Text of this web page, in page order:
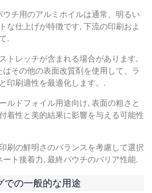
ウチ用のアルミホイルは通常、明るい
な仕上げが特徴です, 下流の印刷およ
.
トレッチが含まれる場合があります,
はその他の表面改質剤を使用して、ラ
印刷適性を最適化します。.
ルドフォイル用途向け, 表面の粗さと
着性と美的結果に影響を与える可能性
刷の鮮明さのバランスを考慮して選択
ート接着力, 最終パウチのバリア性能.
での一般的な用途